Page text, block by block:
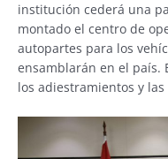
institución cederá una
montado el centro de
autopartes para los
ensamblarán en el país.
los adiestramientos y